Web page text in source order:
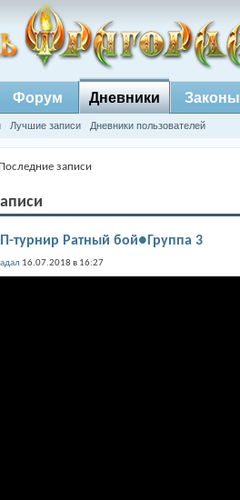
Форум Дневники
Лучшие записи Дневники пользователей
Законы
Последние записи
турнир Ратный бой●Группа 3
16.07.2018 в 16:27